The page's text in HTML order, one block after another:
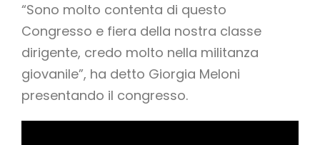
“Sono molto contenta di questo
Congresso e fiera della nostra classe
dirigente, credo molto nella militanza
giovanile”, ha detto Giorgia Meloni
presentando il congresso.